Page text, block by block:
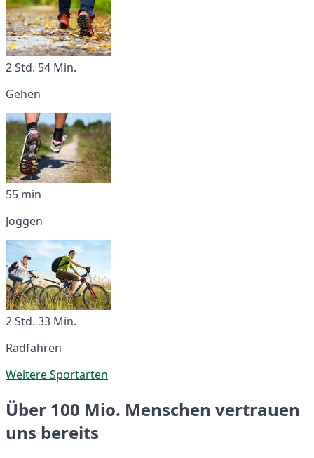
2 Std. 54 Min.
Gehen
55 min
Joggen
2 Std. 33 Min.
Radfahren
Weitere Sportarten
Über 100 Mio. Menschen vertrauen
uns bereits